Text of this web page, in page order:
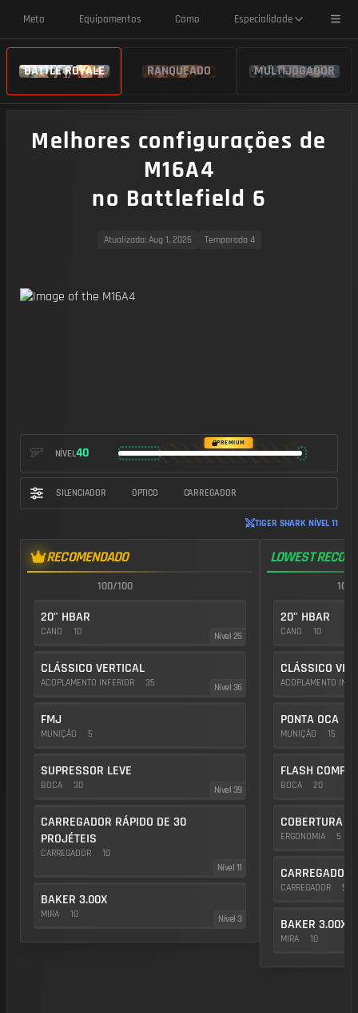
Meta Equipamentos Camo Especialidade
BATTLE ROYALE RANQUEADO MULTIJOGADOR
Melhores configurações de
M16A4
no Battlefield 6
Atualizado: Aug 1, 2026 Temporada 4
NÍVEL40
PREMIUM
SILENCIADOR ÓPTICO CARREGADOR
TIGER SHARK NÍVEL 11
RECOMENDADO
100/100
20" HBAR
CANO 10 Nível 25
CLÁSSICO VERTICAL
ACOPLAMENTO INFERIOR 35 Nível 36
FMJ
MUNIÇÃO 5
SUPRESSOR LEVE
BOCA 30 Nível 39
CARREGADOR RÁPIDO DE 30
PROJÉTEIS
CARREGADOR
10
Nível 11
BAKER 3.00X
MIRA 10 Nível 3
LOWEST RECOIL
20" HBAR
CANO 10
CLÁSSICO
ACOPLAMENTO
PONTA OCA
MUNIÇÃO 15
FLASH COMP
BOCA 20
COBERTURA
ERGONOMIA 5
CARREGADOR 5
BAKER 3.00X
MIRA 10